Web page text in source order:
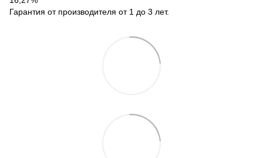
Гарантия от производителя от 1 до 3 лет.